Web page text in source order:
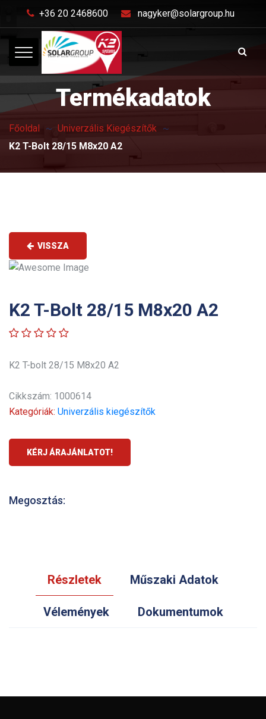
+36 20 2468600 nagyker@solargroup.hu
Termékadatok
Főoldal
Univerzális Kiegészítők
K2 T-Bolt 28/15 M8x20 A2
VISSZA
K2 T-Bolt 28/15 M8x20 A2
K2 T-bolt 28/15 M8x20 A2
Cikkszám: 1000614
Kategóriák: Univerzális kiegészítők
KÉRJ ÁRAJÁNLATOT!
Megosztás:
Részletek Műszaki Adatok
Vélemények Dokumentumok